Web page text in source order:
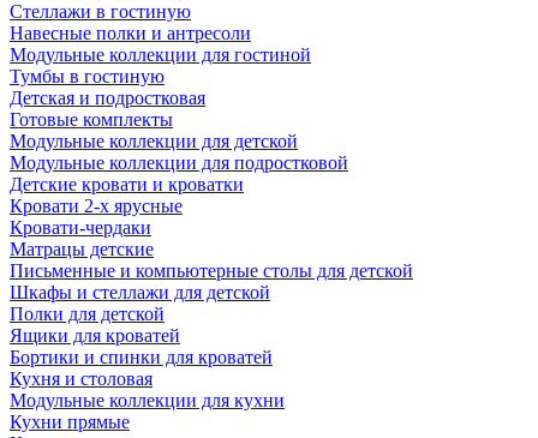
Стеллажи в гостиную
Навесные полки и антресоли
Модульные коллекции для гостиной
Тумбы в гостиную
Детская и подростковая
Готовые комплекты
Модульные коллекции для детской
Модульные коллекции для подростковой
Детские кровати и кроватки
Кровати 2-х ярусные
Кровати-чердаки
Матрацы детские
Письменные и компьютерные столы для детской
Шкафы и стеллажи для детской
Полки для детской
Ящики для кроватей
Бортики и спинки для кроватей
Кухня и столовая
Модульные коллекции для кухни
Кухни прямые